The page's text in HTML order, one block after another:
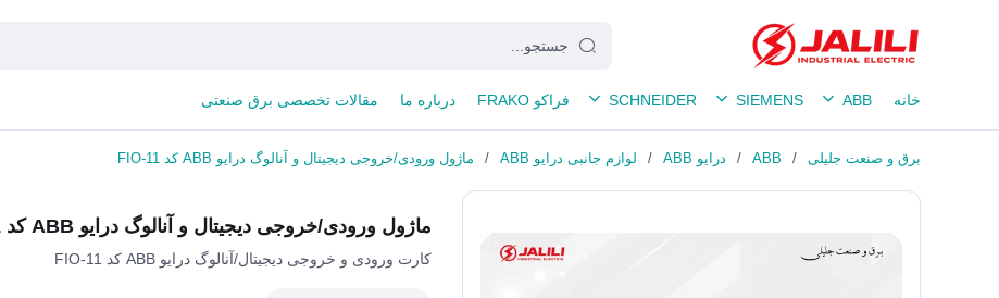
خانه ABB
SIEMENS
SCHNEIDER فراکو FRAKO درباره ما مقالات تخصصی برق صنعتی
برق و صنعت جلیلی /
ABB
/ درایو ABB / لوازم جانبی درایو ABB / ماژول ورودی/خروجی دیجیتال و آنالوگ درایو ABB کد FIO-11
ماژول ورودی/خروجی دیجیتال و آنالوگ درایو ABB کد FIO-11
کارت ورودی و خروجی دیجیتال/آنالوگ درایو ABB کد FIO-11